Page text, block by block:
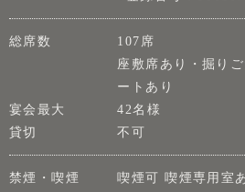
総席数
107席
座敷席あり・掘り
ートあり
宴会最大
42名様
貸切
不可
禁煙・喫煙
喫煙可 喫煙専用室